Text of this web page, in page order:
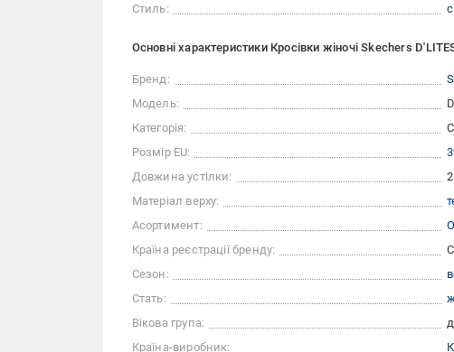
Стиль:
Основні характеристики Кросівки жіночі Skechers
Бренд:
Модель:
Категорія:
Розмір EU:
Довжина устілки:
Матеріал верху:
Асортимент:
Країна реєстрації бренду:
Сезон:
Стать:
Вікова група:
Країна-виробник: